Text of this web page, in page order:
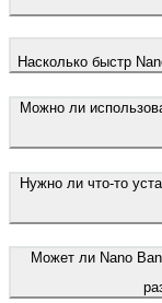
Насколько быстр
Можно ли
Нужно ли что-то
Может ли Nano